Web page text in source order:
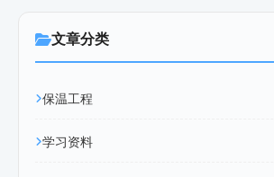
文章分类
保温工程
学习资料